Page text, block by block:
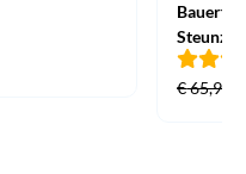
€65,95